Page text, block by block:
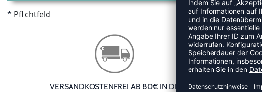
Pflichtfeld
VERSANDKOSTENFREI AB 80€ IN DE